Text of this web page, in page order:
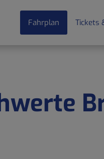
Fahrplan Tickets